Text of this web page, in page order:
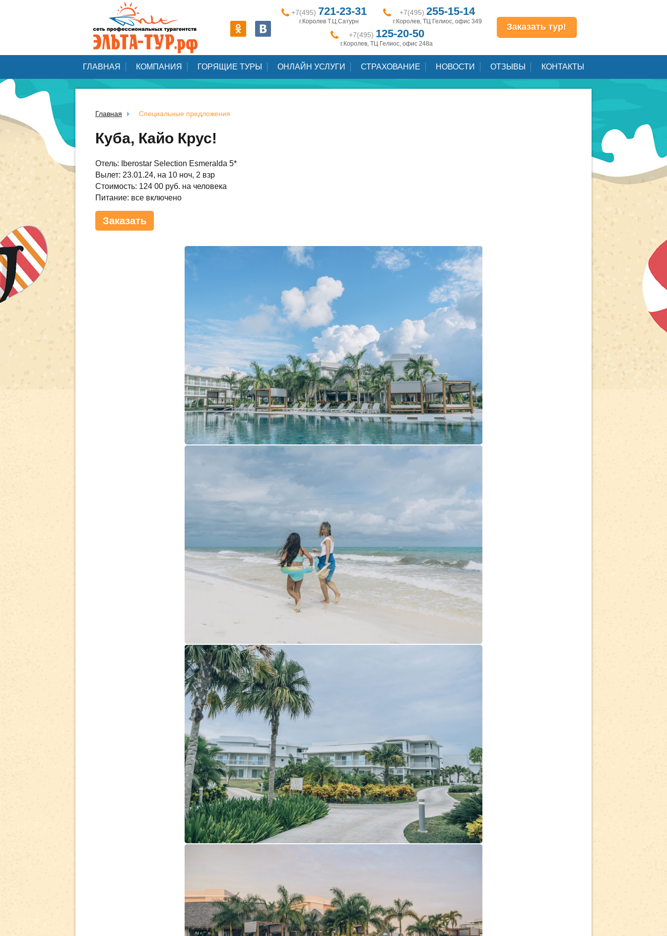
+7(495) 721-23-31
г.Королев Т.Ц.Сатурн
+7(495) 255-15-14
г.Королев, ТЦ Гелиос, офис 349
+7(495) 125-20-50
г.Королев, ТЦ Гелиос, офис 248а
Заказать тур!
ГЛАВНАЯ КОМПАНИЯ ГОРЯЩИЕ ТУРЫ ОНЛАЙН УСЛУГИ СТРАХОВАНИЕ НОВОСТИ ОТЗЫВЫ КОНТАКТЫ
Главная Специальные предложения
Куба, Кайо Крус!
Отель: Iberostar Selection Esmeralda 5*
Вылет: 23.01.24, на 10 ноч, 2 взр
Стоимость: 124 00 руб. на человека
Питание: все включено
Заказать